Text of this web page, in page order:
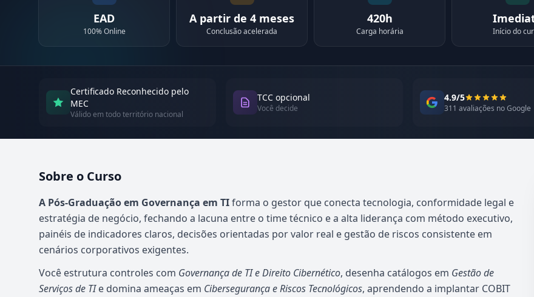
EAD
100% Online
A partir de 4 meses
Conclusão acelerada
420h
Carga horária Início do
Certificado Reconhecido pelo
MEC
Válido em todo território nacional
TCC opcional
Você decide
4.9/5
311 avaliações no Google
Sobre o Curso
Atualizado em abril de 2026
A Pós-Graduação em Governança em TIforma o gestor que conecta tecnologia, conformidade legal e
estratégia de negócio, fechando a lacuna entre o time técnico e a alta liderança com método executivo,
painéis de indicadores claros, decisões orientadas por valor real e gestão de riscos consistente em
cenários corporativos exigentes.
Você estrutura controles com Governança de TI e Direito Cibernético, desenha catálogos em Gestão de
Serviços de TIe domina ameaças em Cibersegurança e Riscos Tecnológicos, aprendendo a implantar COBIT